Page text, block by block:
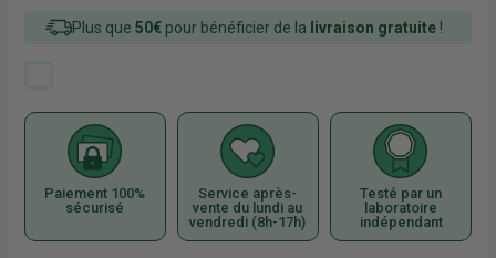
Plus que 50€pour bénéficier de la livraison gratuite!
Paiement 100%
sécurisé
Service après-
vente du lundi au
vendredi (8h-17h)
Testé par un
laboratoire
indépendant